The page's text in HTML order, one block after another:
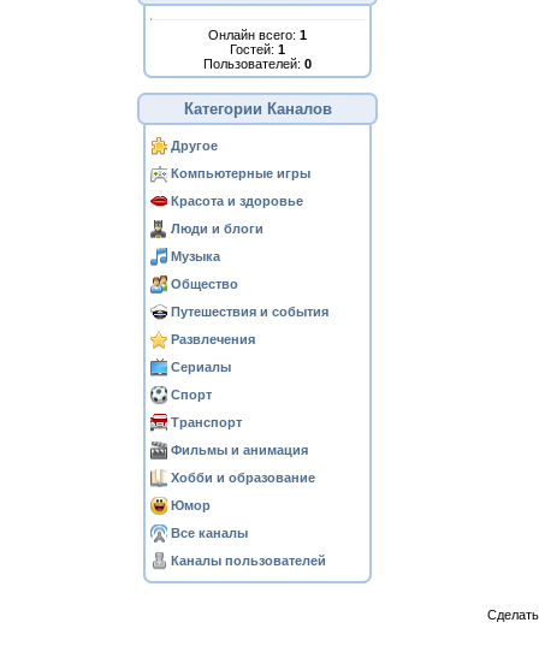
Онлайн всего: 1
Гостей: 1
Пользователей: 0
Категории Каналов
Другое
Компьютерные игры
Красота и здоровье
Люди и блоги
Музыка
Общество
Путешествия и события
Развлечения
Сериалы
Спорт
Транспорт
Фильмы и анимация
Хобби и образование
Юмор
Все каналы
Каналы пользователей